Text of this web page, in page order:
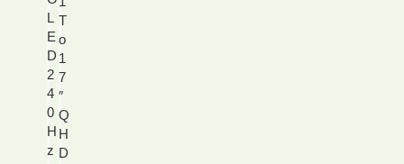
L
E
D
2
4
0
H
z
T
o
1
7
″
Q
H
D